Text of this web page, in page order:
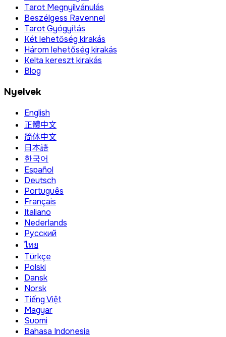
Tarot Megnyilvánulás
Beszélgess Ravennel
Tarot Gyógyítás
Két lehetőség kirakás
Három lehetőség kirakás
Kelta kereszt kirakás
Blog
Nyelvek
English
正體中文
简体中文
日本語
한국어
Español
Deutsch
Português
Français
Italiano
Nederlands
Русский
ไทย
Türkçe
Polski
Dansk
Norsk
Tiếng Việt
Magyar
Suomi
Bahasa Indonesia